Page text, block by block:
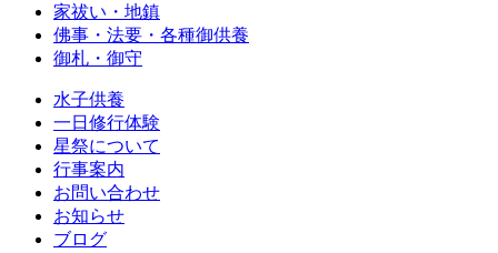
家祓い・地鎮
佛事・法要・各種御供養
御札・御守
水子供養
一日修行体験
星祭について
行事案内
お問い合わせ
お知らせ
ブログ